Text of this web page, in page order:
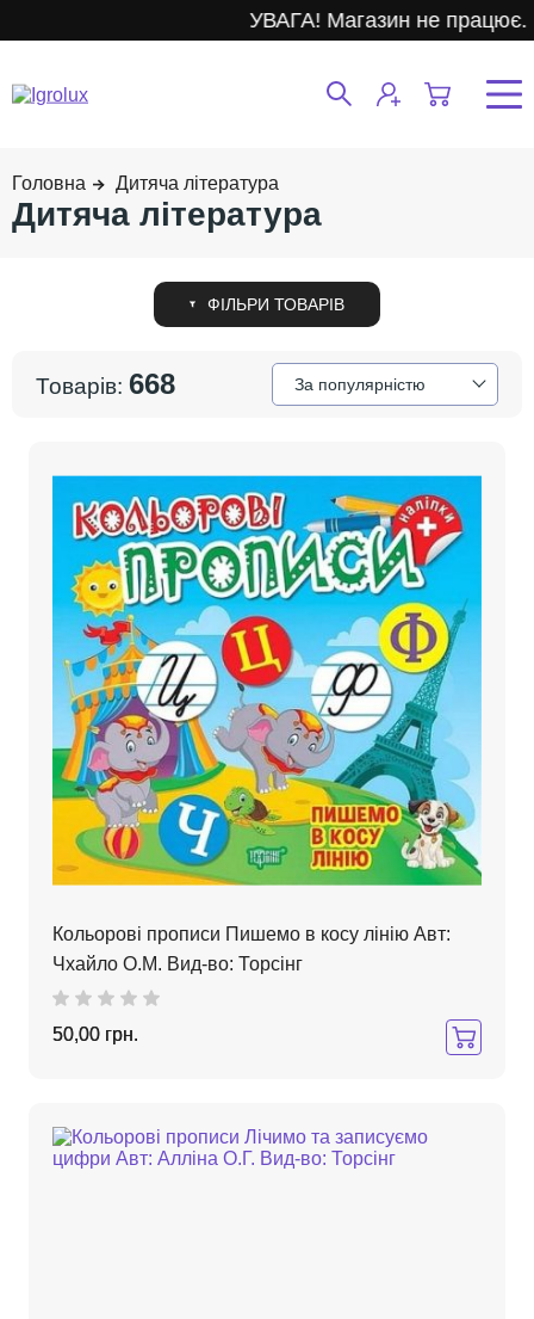
УВАГА! Магазин не працює.
Дитяча література
Дитяча література
668
Кольорові прописи Пишемо в косу лінію Авт:
Чхайло О.М. Вид-во: Торсінг
50,00 грн.